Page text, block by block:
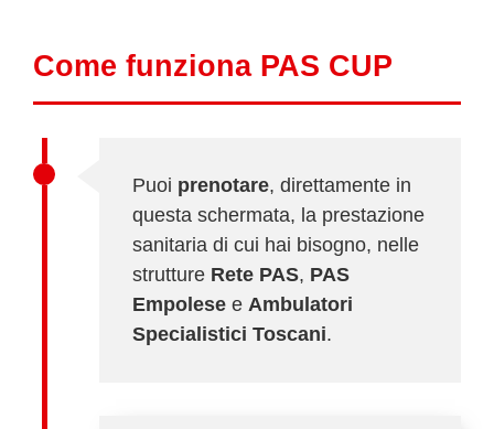
Come funziona PAS CUP
Puoi prenotare, direttamente in
questa schermata, la prestazione
sanitaria di cui hai bisogno, nelle
strutture Rete PAS, PAS
Empolese e Ambulatori
Specialistici Toscani.